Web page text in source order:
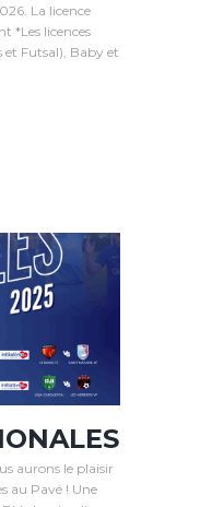
La licence
*Les licences
et Futsal), Baby et
aurons le plaisir
au Pavé ! Une